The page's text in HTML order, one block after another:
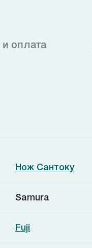
оплата
Нож Сантоку
Samura
Fuji